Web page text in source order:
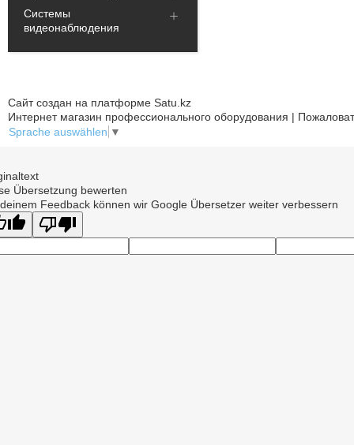
Системы
видеонаблюдения
Сайт создан на платформе Satu.kz
Интернет магазин профессионального оборудования |
Sprache auswählen ▼
Übersetzung bewerten
Feedback können wir Google Übersetzer weiter verbessern